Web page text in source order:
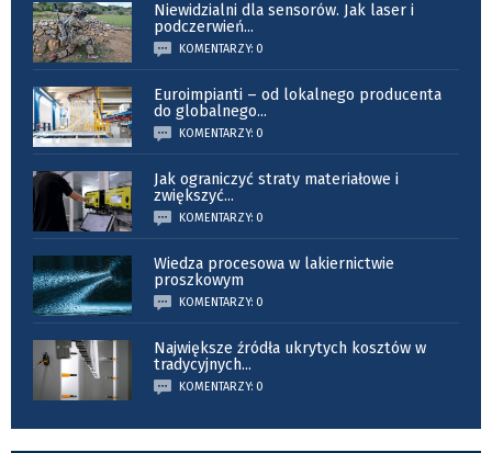
Niewidzialni dla sensorów. Jak laser i
podczerwień...
KOMENTARZY: 0
Euroimpianti – od lokalnego producenta
do globalnego...
KOMENTARZY: 0
Jak ograniczyć straty materiałowe i
zwiększyć...
KOMENTARZY: 0
Wiedza procesowa w lakiernictwie
proszkowym
KOMENTARZY: 0
Największe źródła ukrytych kosztów w
tradycyjnych...
KOMENTARZY: 0